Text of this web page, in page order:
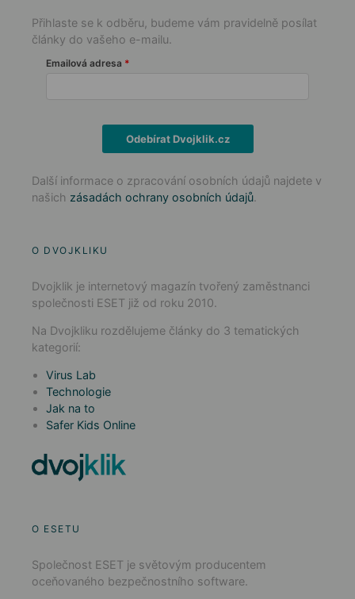
Přihlaste se k odběru, budeme vám pravidelně posílat
články do vašeho e-mailu.
Emailová adresa
Odebírat Dvojklik.cz
Další informace o zpracování osobních údajů najdete v
našich zásadách ochrany osobních údajů.
O DVOJKLIKU
Dvojklik je internetový magazín tvořený zaměstnanci
společnosti ESET již od roku 2010.
Na Dvojkliku rozdělujeme články do 3 tematických
kategorií:
Virus Lab
Technologie
Jak na to
Safer Kids Online
O ESETU
Společnost ESET je světovým producentem
oceňovaného bezpečnostního software.